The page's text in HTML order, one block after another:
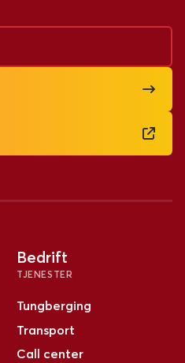
Bedrift
TJENESTER
Tungberging
Transport
Call center